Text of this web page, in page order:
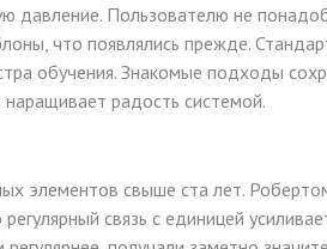
давление. Пользователю не
что появлялись прежде.
обучения. Знакомые подходы
радость системой.
элементов свыше ста лет.
связь с единицей